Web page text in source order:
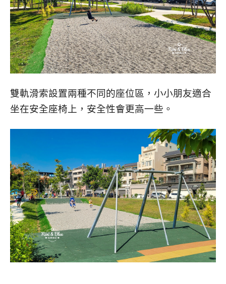
雙軌滑索設置兩種不同的座位區，小小朋友適合
坐在安全座椅上，安全性會更高一些。